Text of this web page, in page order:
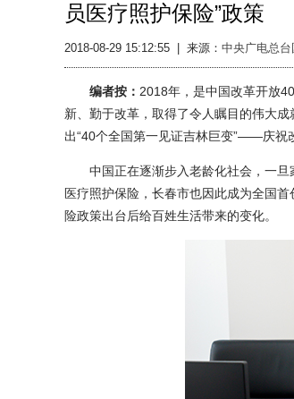
员医疗照护保险”政策
2018-08-29 15:12:55 来源： 中央广电总
编者按： 2018年，是中国改革开放
新、勤于改革，取得了令人瞩目的伟大
出“40个全国第一见证吉林巨变”——庆祝
中国正在逐渐步入老龄化社会，一旦
医疗照护保险，长春市也因此成为全国
险政策出台后给百姓生活带来的变化。